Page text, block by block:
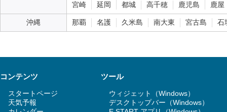
宮崎
延岡 都城 高千穂 鹿児島 鹿屋
沖縄 那覇 名護 久米島 南大東 宮古島 石
コンテンツ
スタートページ
天気予報
ツール
ウィジェット（Windows）
デスクトップバー（Windows）